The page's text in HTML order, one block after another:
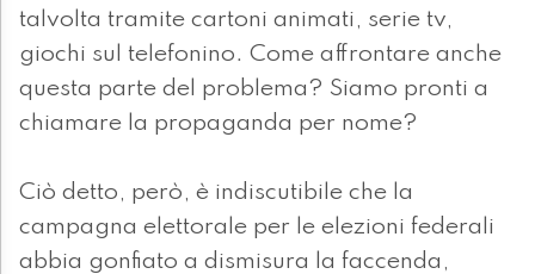
talvolta tramite cartoni animati, serie tv,
giochi sul telefonino. Come affrontare anche
questa parte del problema? Siamo pronti a
chiamare la propaganda per nome?
Ciò detto, però, è indiscutibile che la
campagna elettorale per le elezioni federali
abbia gonfiato a dismisura la faccenda,